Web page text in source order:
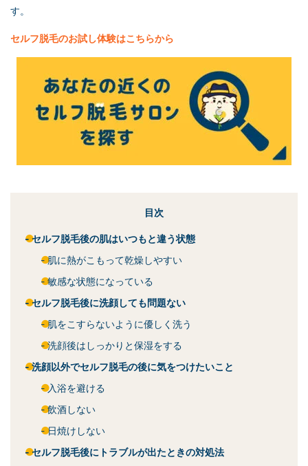
す。
セルフ脱毛のお試し体験はこちらから
目次
セルフ脱毛後の肌はいつもと違う状態
肌に熱がこもって乾燥しやすい
敏感な状態になっている
セルフ脱毛後に洗顔しても問題ない
肌をこすらないように優しく洗う
洗顔後はしっかりと保湿をする
洗顔以外でセルフ脱毛の後に気をつけたいこと
入浴を避ける
飲酒しない
日焼けしない
セルフ脱毛後にトラブルが出たときの対処法